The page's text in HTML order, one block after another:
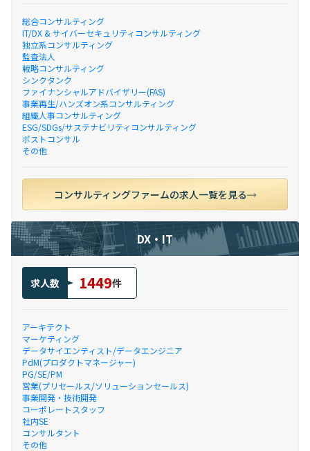
総合コンサルティング
IT/DX & サイバーセキュリティコンサルティング
独立系コンサルティング
監査法人
戦略コンサルティング
シンクタンク
ファイナンシャルアドバイザリー(FAS)
事業再生/ハンズオン系コンサルティング
組織人事コンサルティング
ESG/SDGs/サステナビリティコンサルティング
ポストコンサル
その他
コンサルティングファームの求人一覧を見る
DX・IT
求人数 1449件
アーキテクト
マーケティング
データサイエンティスト/データエンジニア
PdM(プロダクトマネージャー)
PG/SE/PM
営業(プリセールス/ソリューションセールス)
事業開発・技術開発
コーポレートスタッフ
社内SE
コンサルタント
その他